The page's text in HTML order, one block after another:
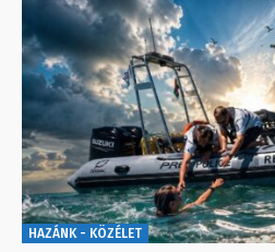
HAZÁNK - KÖZÉLET